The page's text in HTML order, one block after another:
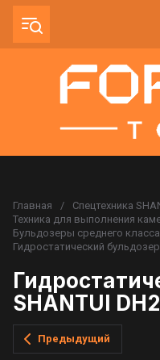
Главная / Спецтехника
Техника для выполнения
Бульдозеры среднего класса
Гидростатический
SHANTUI
Предыдущий